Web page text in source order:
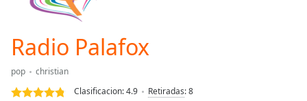
Forward
Current
Time0:00
Duration
Loaded:
Radio Palafox
pop
christian
Clasificacion:4.9 Retiradas:8